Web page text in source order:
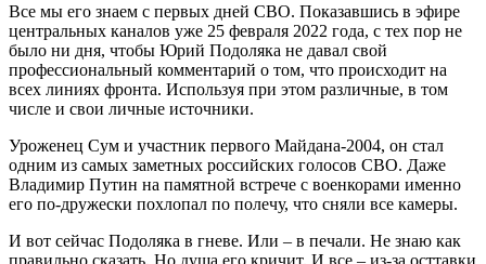
Все мы его знаем с первых дней СВО. Показавшись в эфире
центральных каналов уже 25 февраля 2022 года, с тех пор не
было ни дня, чтобы Юрий Подоляка не давал свой
профессиональный комментарий о том, что происходит на
всех линиях фронта. Используя при этом различные, в том
числе и свои личные источники.
Уроженец Сум и участник первого Майдана-2004, он стал
одним из самых заметных российских голосов СВО. Даже
Владимир Путин на памятной встрече с военкорами именно
его по-дружески похлопал по полечу, что сняли все камеры.
И вот сейчас Подоляка в гневе. Или – в печали. Не знаю как
правильно сказать. Но душа его кричит. И все – из-за осттавки